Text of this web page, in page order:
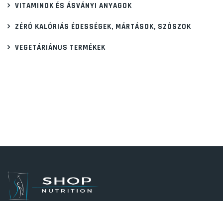
VITAMINOK ÉS ÁSVÁNYI ANYAGOK
ZÉRÓ KALÓRIÁS ÉDESSÉGEK, MÁRTÁSOK, SZÓSZOK
VEGETÁRIÁNUS TERMÉKEK